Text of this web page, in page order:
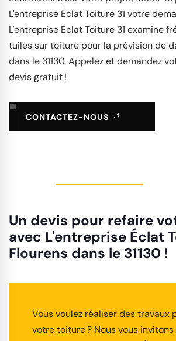
L'entreprise Éclat Toiture 31 votre
L'entreprise Éclat Toiture 31 examine
tuiles sur toiture pour la prévision de
dans le 31130. Appelez et demandez
devis gratuit !
CONTACTEZ-NOUS
Un devis pour refaire
avec L'entreprise Éclat
Flourens dans le 31130 !
Vous voulez réaliser des travaux
votre toiture ? Nous vous